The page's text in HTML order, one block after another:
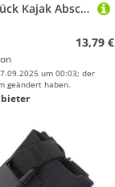
TOBBOMEY 2 Stück Kajak Abschleppflagge Reflektierende Sicherheitsflagge Leicht Wetterfest Für Kajak Kanus Boote Anhänger Hohe Sichtbarkeit
13,79 €
um 00:03; der
geändert haben.